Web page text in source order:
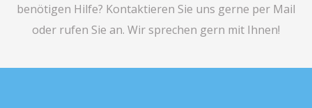
benötigen Hilfe? Kontaktieren Sie uns gerne per Mail
oder rufen Sie an. Wir sprechen gern mit Ihnen!